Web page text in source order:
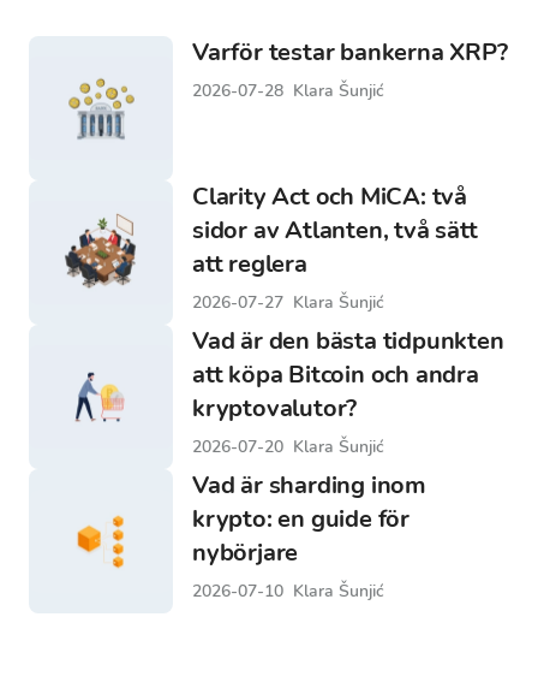
Varför testar bankerna XRP?
2026-07-28 Klara Šunjić
Clarity Act och MiCA: två
sidor av Atlanten, två sätt
att reglera
2026-07-27 Klara Šunjić
Vad är den bästa tidpunkten
att köpa Bitcoin och andra
kryptovalutor?
2026-07-20 Klara Šunjić
Vad är sharding inom
krypto: en guide för
nybörjare
2026-07-10 Klara Šunjić